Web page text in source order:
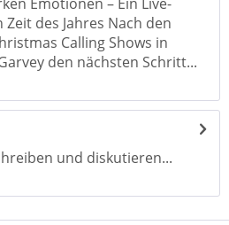
des Jahres Nach den
Calling Shows in
den nächsten Schritt...
und diskutieren...